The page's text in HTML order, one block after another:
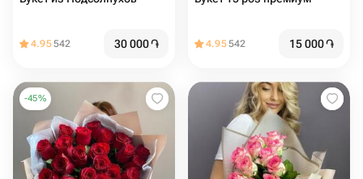
4.95542 30 000֏ 4.95542 15 000֏
-45%